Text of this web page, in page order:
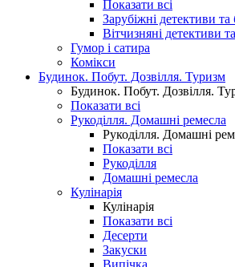
Показати всі
Зарубіжні детективи
Вітчизняні детективи
Гумор і сатира
Комікси
Будинок. Побут. Дозвілля. Туризм
Будинок. Побут. Дозвілля.
Показати всі
Рукоділля. Домашні ремесла
Рукоділля. Домашні
Показати всі
Рукоділля
Домашні ремесла
Кулінарія
Кулінарія
Показати всі
Десерти
Закуски
Випічка